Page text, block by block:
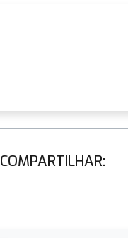
COMPARTILHAR: